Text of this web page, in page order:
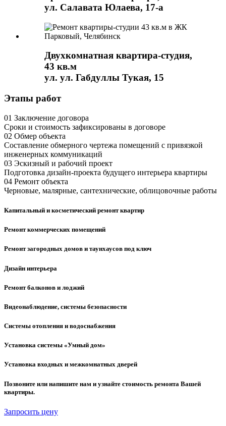
ул. Салавата Юлаева, 17-а
Двухкомнатная квартира-студия,
43 кв.м
ул. ул. Габдуллы Тукая, 15
Этапы работ
01 Заключение договора
Сроки и стоимость зафиксированы в договоре
02 Обмер объекта
Составление обмерного чертежа помещений с привязкой
инженерных коммуникаций
03 Эскизный и рабочий проект
Подготовка дизайн-проекта будущего интерьера квартиры
04 Ремонт объекта
Черновые, малярные, сантехнические, облицовочные работы
Капитальный и косметический ремонт квартир
Ремонт коммерческих помещений
Ремонт загородных домов и таунхаусов под ключ
Дизайн интерьера
Ремонт балконов и лоджий
Видеонаблюдение, системы безопасности
Системы отопления и водоснабжения
Установка системы «Умный дом»
Установка входных и межкомнатных дверей
Позвоните или напишите нам и узнайте стоимость ремонта Вашей
квартиры.
Запросить цену